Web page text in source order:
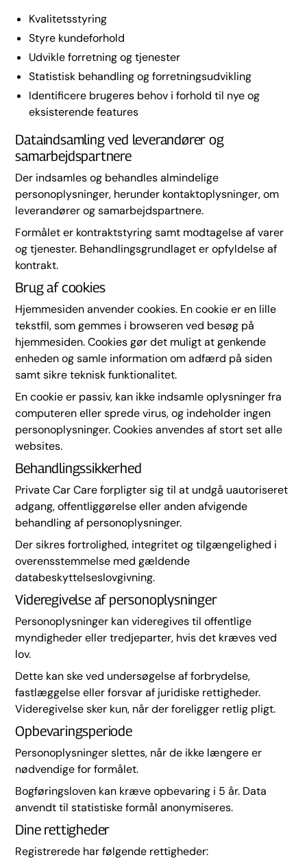
Kvalitetsstyring
Styre kundeforhold
Udvikle forretning og tjenester
Statistisk behandling og forretningsudvikling
Identificere brugeres behov i forhold til nye og
eksisterende features
Dataindsamling ved leverandører og
samarbejdspartnere
Der indsamles og behandles almindelige
personoplysninger, herunder kontaktoplysninger, om
leverandører og samarbejdspartnere.
Formålet er kontraktstyring samt modtagelse af varer
og tjenester. Behandlingsgrundlaget er opfyldelse af
kontrakt.
Brug af cookies
Hjemmesiden anvender cookies. En cookie er en lille
tekstfil, som gemmes i browseren ved besøg på
hjemmesiden. Cookies gør det muligt at genkende
enheden og samle information om adfærd på siden
samt sikre teknisk funktionalitet.
En cookie er passiv, kan ikke indsamle oplysninger fra
computeren eller sprede virus, og indeholder ingen
personoplysninger. Cookies anvendes af stort set alle
websites.
Behandlingssikkerhed
Private Car Care forpligter sig til at undgå uautoriseret
adgang, offentliggørelse eller anden afvigende
behandling af personoplysninger.
Der sikres fortrolighed, integritet og tilgængelighed i
overensstemmelse med gældende
databeskyttelseslovgivning.
Videregivelse af personoplysninger
Personoplysninger kan videregives til offentlige
myndigheder eller tredjeparter, hvis det kræves ved
lov.
Dette kan ske ved undersøgelse af forbrydelse,
fastlæggelse eller forsvar af juridiske rettigheder.
Videregivelse sker kun, når der foreligger retlig pligt.
Opbevaringsperiode
Personoplysninger slettes, når de ikke længere er
nødvendige for formålet.
Bogføringsloven kan kræve opbevaring i 5 år. Data
anvendt til statistiske formål anonymiseres.
Dine rettigheder
Registrerede har følgende rettigheder: